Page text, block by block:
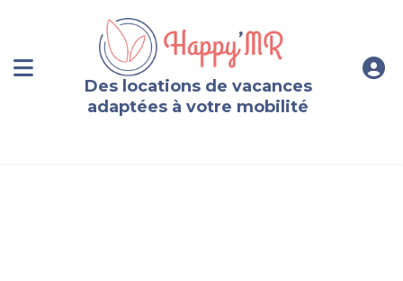
Des locations de vacances
adaptées à votre mobilité